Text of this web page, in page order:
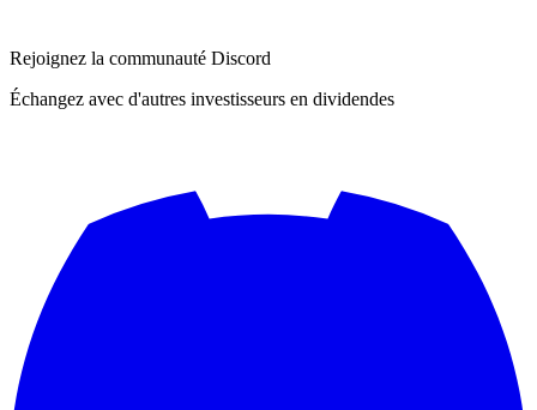
Rejoignez la communauté Discord
Échangez avec d'autres investisseurs en dividendes